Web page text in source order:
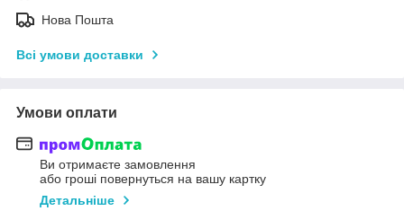
Нова Пошта
Всі умови доставки
Умови оплати
Ви отримаєте замовлення
або гроші повернуться на вашу картку
Детальніше